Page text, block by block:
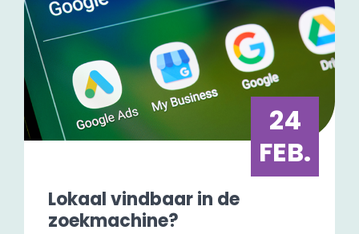
We zien de laatste tijd wel de trend dat
ook offline media weer een opmars
maakt. Door stijgende bezorgdheid over
de verandering van het klimaat, zien we
wel een andere ontwikkeling in het soort
drukwerk. Er wordt steeds meer duurzaam
gedrukt, waarbij er gebruikgemaakt wordt
van milieuvriendelijke materialen en
24
FEB.
Lokaal vindbaar in de
zoekmachine?